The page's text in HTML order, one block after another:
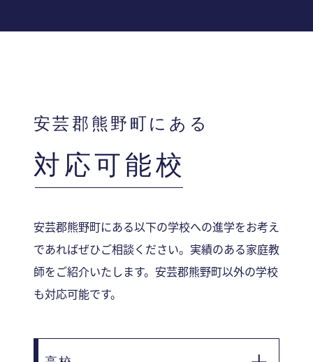
安芸郡熊野町にある
対応可能校
安芸郡熊野町にある以下の学校への進学をお考え
であればぜひご相談ください。実績のある家庭教
師をご紹介いたします。安芸郡熊野町以外の学校
も対応可能です。